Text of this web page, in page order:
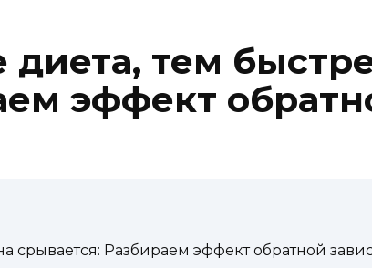
тем
эффект
срывается: Разбираем эффект обратной